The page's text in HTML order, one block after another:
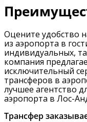
Оцените удобство
из аэропорта в
индивидуальных,
компания
исключительный
трансферов в
лучшее агентство
аэропорта в Лос-
Трансфер